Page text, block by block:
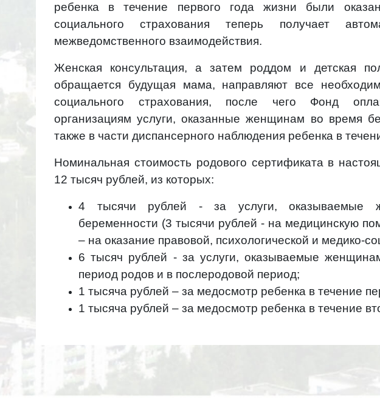
ребенка в течение первого года жизни были
социального страхования теперь получает
межведомственного взаимодействия.
Женская консультация, а затем роддом и детская
обращается будущая мама, направляют все
социального страхования, после чего Фонд
организациям услуги, оказанные женщинам во время
также в части диспансерного наблюдения ребенка в
Номинальная стоимость родового сертификата в
12 тысяч рублей, из которых:
4 тысячи рублей - за услуги, оказываемые
беременности (3 тысячи рублей - на медицинскую
– на оказание правовой, психологической и медико-
6 тысяч рублей - за услуги, оказываемые
период родов и в послеродовой период;
1 тысяча рублей – за медосмотр ребенка в течение
1 тысяча рублей – за медосмотр ребенка в течение